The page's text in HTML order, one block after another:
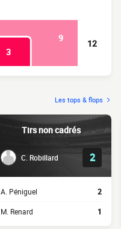
9
3
12
Les tops & flops
Tirs non cadrés
C. Robillard 2
A. Péniguel 2
M. Renard 1